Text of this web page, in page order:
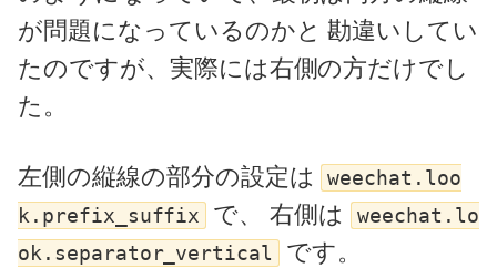
が問題になっているのかと 勘違いしてい
たのですが、実際には右側の方だけでし
た。
左側の縦線の部分の設定は weechat.loo
k.prefix_suffix
で、 右側は
weechat.lo
ok.separator_vertical
です。